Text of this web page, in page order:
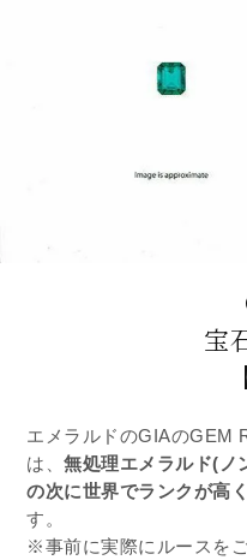
宝
エメラルドのGIAのGEM
は、無処理エメラルド(ノ
の次に世界でランクが高
す。
※事前に実際にルースを